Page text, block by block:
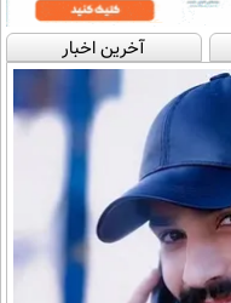
آخرین اخبار